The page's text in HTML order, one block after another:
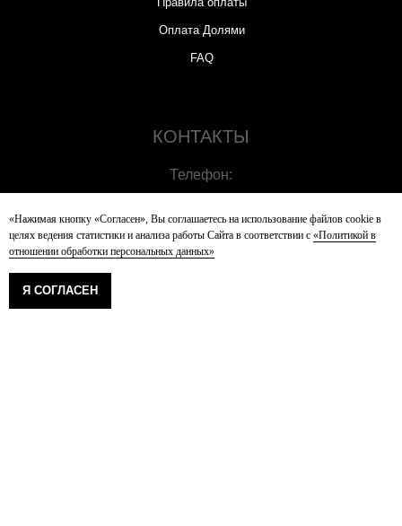
КОНТАКТЫ
Телефон:
Почта:
ooo@wysh.shop
FAQ
Оплата Долями
«Нажимая кнопку «Согласен», Вы соглашаетесь на использование файлов cookie в
целях ведения статистики и анализа работы Сайта в соответствии с «Политикой в
отношении обработки персональных данных»
Я СОГЛАСЕН